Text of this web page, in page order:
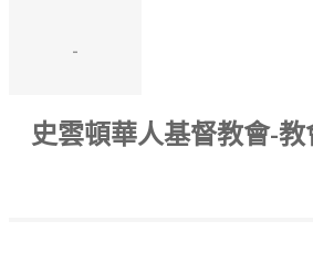
-
史雲頓華人基督教會-